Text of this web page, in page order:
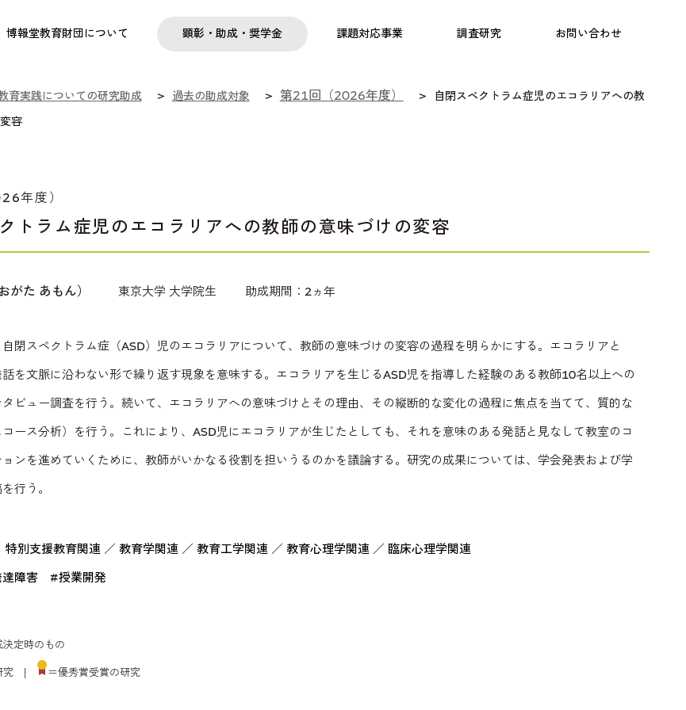
博報堂教育財団について 顕彰・助成・奨学金 課題対応事業 調査研究 お問い合わせ
奨学金 フェローシップ
日本語交流
プログラム 社会啓発事業 プログラム こども研究所
育実践についての研究助成 過去の助成対象 第21回（2026年度）
自閉スペクトラム症児のエコラリアへの教
容
年度）
トラム症児のエコラリアへの教師の意味づけの変容
がた あもん） 東京大学 大学院生 助成期間：2ヵ年
閉スペクトラム症（ASD）児のエコラリアについて、教師の意味づけの変容の過程を明らかにする。エコラリアと
を文脈に沿わない形で繰り返す現象を意味する。エコラリアを生じるASD児を指導した経験のある教師10名以上への
ビュー調査を行う。続いて、エコラリアへの意味づけとその理由、その縦断的な変化の過程に焦点を当てて、質的な
ース分析）を行う。これにより、ASD児にエコラリアが生じたとしても、それを意味のある発話と見なして教室のコ
ョンを進めていくために、教師がいかなる役割を担いうるのかを議論する。研究の成果については、学会発表および学
行う。
特別支援教育関連／ 教育学関連／ 教育工学関連／ 教育心理学関連／ 臨床心理学関連
障害 #授業開発
定時のもの
究 | ＝優秀賞受賞の研究